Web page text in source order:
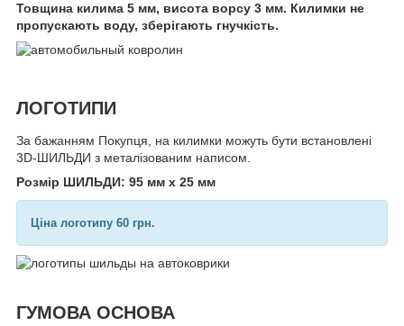
Товщина килима 5 мм, висота ворсу 3 мм. Килимки не
пропускають воду, зберігають гнучкість.
ЛОГОТИПИ
За бажанням Покупця, на килимки можуть бути встановлені
3D-ШИЛЬДИ з металізованим написом.
Розмір ШИЛЬДИ: 95 мм х 25 мм
Ціна логотипу 60 грн.
ГУМОВА ОСНОВА